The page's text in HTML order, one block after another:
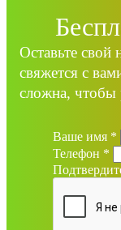
Оставьте свой
свяжется с
сложна, чтобы
Ваше имя *
Телефон *